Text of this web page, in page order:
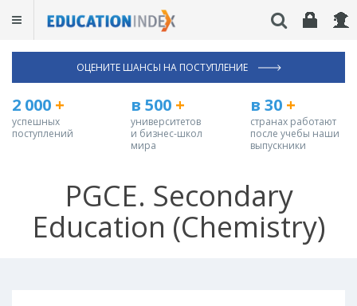
ОЦЕНИТЕ ШАНСЫ НА ПОСТУПЛЕНИЕ
2 000 +
успешных
поступлений
в 500 +
университетов
и бизнес-школ
мира
в 30+
странах работают
после учебы наши
выпускники
PGCE. Secondary
Education (Chemistry)